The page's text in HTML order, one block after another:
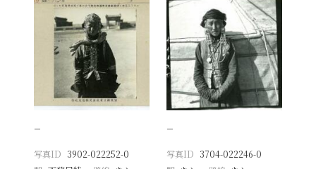
−
写真ID 3902-022252-0
−
写真ID 3704-022246-0